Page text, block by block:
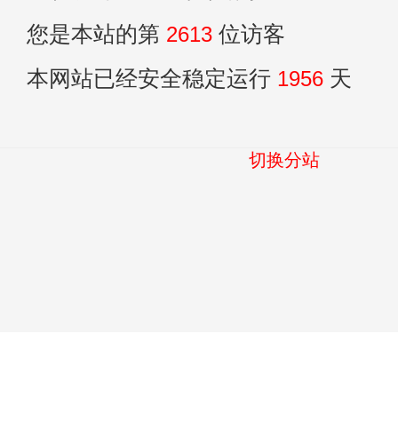
您是本站的第 2613 位访客
本网站已经安全稳定运行 1956 天
切换分站